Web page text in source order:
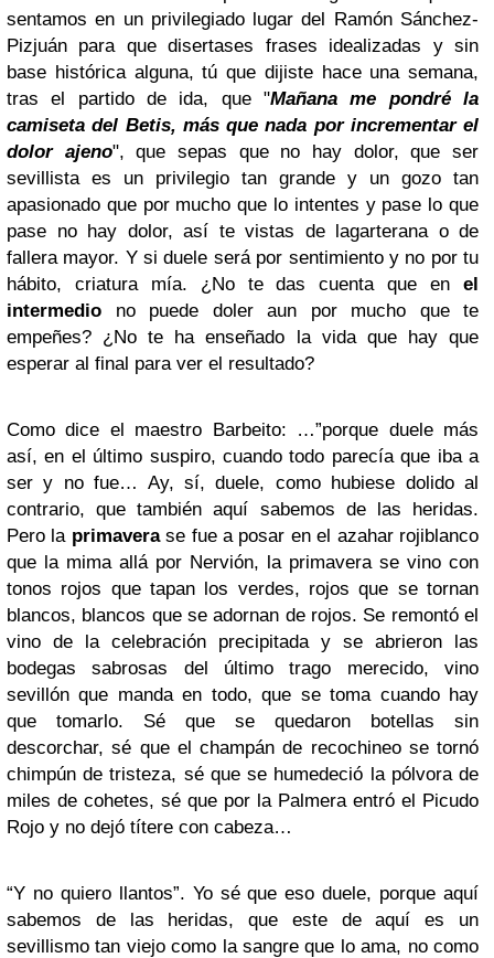
sentamos en un privilegiado lugar del Ramón Sánchez-
Pizjuán para que disertases frases idealizadas y sin
base histórica alguna, tú que dijiste hace una semana,
tras el partido de ida, que "Mañana me pondré la
camiseta del Betis, más que nada por incrementar el
dolor ajeno", que sepas que no hay dolor, que ser
sevillista es un privilegio tan grande y un gozo tan
apasionado que por mucho que lo intentes y pase lo que
pase no hay dolor, así te vistas de lagarterana o de
fallera mayor. Y si duele será por sentimiento y no por tu
hábito, criatura mía. ¿No te das cuenta que en el
intermedio no puede doler aun por mucho que te
empeñes? ¿No te ha enseñado la vida que hay que
esperar al final para ver el resultado?
Como dice el maestro Barbeito: …”porque duele más
así, en el último suspiro, cuando todo parecía que iba a
ser y no fue… Ay, sí, duele, como hubiese dolido al
contrario, que también aquí sabemos de las heridas.
Pero la primaverase fue a posar en el azahar rojiblanco
que la mima allá por Nervión, la primavera se vino con
tonos rojos que tapan los verdes, rojos que se tornan
blancos, blancos que se adornan de rojos. Se remontó el
vino de la celebración precipitada y se abrieron las
bodegas sabrosas del último trago merecido, vino
sevillón que manda en todo, que se toma cuando hay
que tomarlo. Sé que se quedaron botellas sin
descorchar, sé que el champán de recochineo se tornó
chimpún de tristeza, sé que se humedeció la pólvora de
miles de cohetes, sé que por la Palmera entró el Picudo
Rojo y no dejó títere con cabeza…
“Y no quiero llantos”. Yo sé que eso duele, porque aquí
sabemos de las heridas, que este de aquí es un
sevillismo tan viejo como la sangre que lo ama, no como